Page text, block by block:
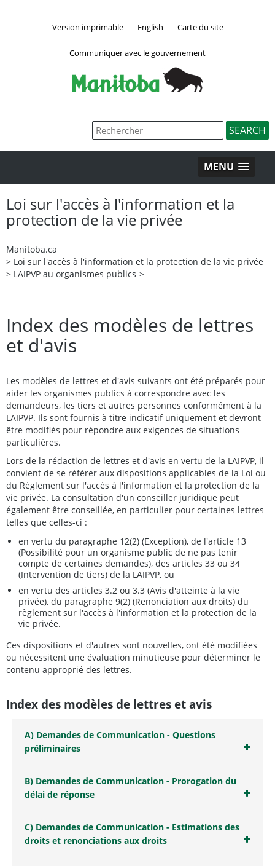
Version imprimable English Carte du site
Communiquer avec le gouvernement
MENU
Loi sur l'accès à l'information et la
protection de la vie privée
Manitoba.ca
> Loi sur l'accès à l'information et la protection de la vie privée
> LAIPVP au organismes publics >
Index des modèles de lettres
et d'avis
Les modèles de lettres et d'avis suivants ont été préparés pour
aider les organismes publics à correspondre avec les
demandeurs, les tiers et autres personnes conformément à la
LAIPVP. Ils sont fournis à titre indicatif uniquement et devront
être modifiés pour répondre aux exigences de situations
particulières.
Lors de la rédaction de lettres et d'avis en vertu de la LAIPVP, il
convient de se référer aux dispositions applicables de la Loi ou
du Règlement sur l'accès à l'information et la protection de la
vie privée. La consultation d'un conseiller juridique peut
également être conseillée, en particulier pour certaines lettres
telles que celles-ci :
en vertu du paragraphe 12(2) (Exception), de l'article 13
(Possibilité pour un organisme public de ne pas tenir
compte de certaines demandes), des articles 33 ou 34
(Intervention de tiers) de la LAIPVP, ou
en vertu des articles 3.2 ou 3.3 (Avis d'atteinte à la vie
privée), du paragraphe 9(2) (Renonciation aux droits) du
règlement sur l'accès à l'information et la protection de la
vie privée.
Ces dispositions et d'autres sont nouvelles, ont été modifiées
ou nécessitent une évaluation minutieuse pour déterminer le
contenu approprié des lettres.
Index des modèles de lettres et avis
A) Demandes de Communication - Questions
préliminaires
B) Demandes de Communication - Prorogation du
délai de réponse
C) Demandes de Communication - Estimations des
droits et renonciations aux droits